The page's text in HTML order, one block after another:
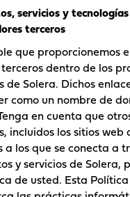
servicios y
terceros
que proporcionemos
dentro de los
de Solera. Dichos
como un nombre de
en cuenta que
incluidos los sitios web
a los que se conecta a
y servicios de Solera,
de usted. Esta